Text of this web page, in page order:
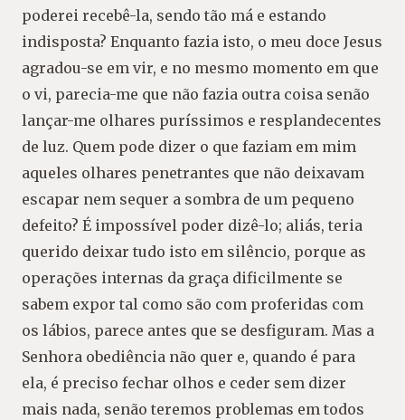
poderei recebê-la, sendo tão má e estando
indisposta? Enquanto fazia isto, o meu doce Jesus
agradou-se em vir, e no mesmo momento em que
o vi, parecia-me que não fazia outra coisa senão
lançar-me olhares puríssimos e resplandecentes
de luz. Quem pode dizer o que faziam em mim
aqueles olhares penetrantes que não deixavam
escapar nem sequer a sombra de um pequeno
defeito? É impossível poder dizê-lo; aliás, teria
querido deixar tudo isto em silêncio, porque as
operações internas da graça dificilmente se
sabem expor tal como são com proferidas com
os lábios, parece antes que se desfiguram. Mas a
Senhora obediência não quer e, quando é para
ela, é preciso fechar olhos e ceder sem dizer
mais nada, senão teremos problemas em todos